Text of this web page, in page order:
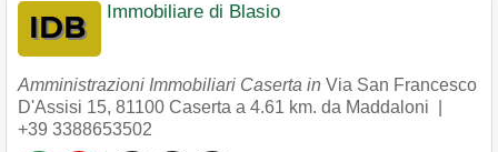
Immobiliare di Blasio
Amministrazioni Immobiliari Caserta in Via San Francesco
D'Assisi 15, 81100 Caserta a 4.61 km. da Maddaloni |
+39 3388653502